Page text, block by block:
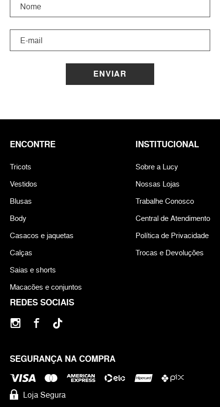
ENVIAR
REDES SOCIAIS
SEGURANÇA NA COMPRA
Loja Segura
ENCONTRE
Tricots
Vestidos
Blusas
Body
Casacos e jaquetas
Calças
Saias e shorts
Macacões e conjuntos
INSTITUCIONAL
Sobre a Lucy
Nossas Lojas
Trabalhe Conosco
Central de Atendimento
Política de Privacidade
Trocas e Devoluções